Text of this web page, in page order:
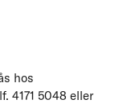
hos
4171 5048 eller